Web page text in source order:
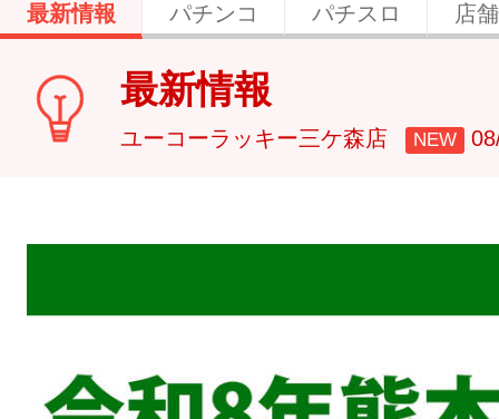
最新情報 パチンコ パチスロ 店
最新情報
ユーコーラッキー三ケ森店 NEW